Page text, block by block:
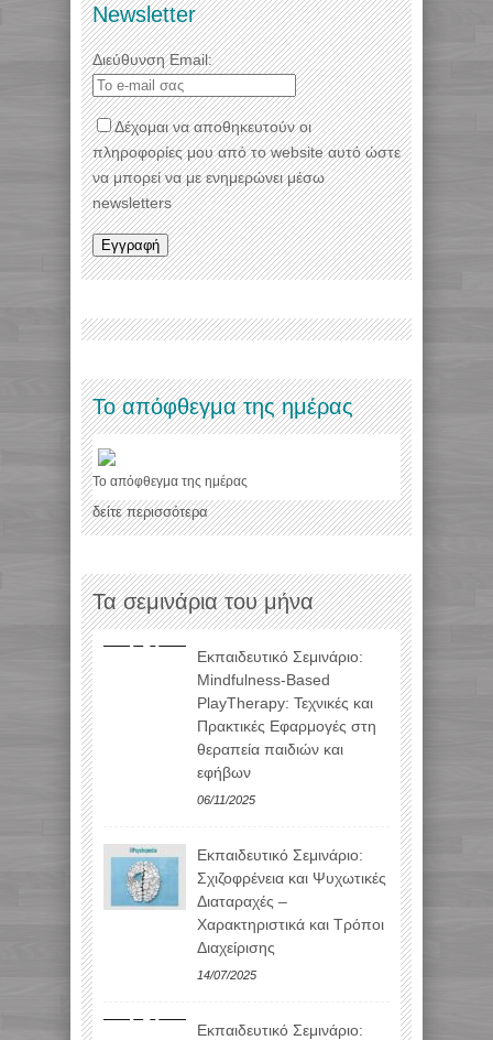
Newsletter
Διεύθυνση Email:
Δέχομαι να αποθηκευτούν οι
πληροφορίες μου από το website αυτό ώστε
να μπορεί να με ενημερώνει μέσω
newsletters
Το απόφθεγμα της ημέρας
Το απόφθεγμα της ημέρας
δείτε περισσότερα
Τα σεμινάρια του μήνα
Εκπαιδευτικό Σεμινάριο:
Mindfulness-Based
PlayTherapy: Τεχνικές και
Πρακτικές Εφαρμογές στη
θεραπεία παιδιών και
εφήβων
06/11/2025
Εκπαιδευτικό Σεμινάριο:
Σχιζοφρένεια και Ψυχωτικές
Διαταραχές –
Χαρακτηριστικά και Τρόποι
Διαχείρισης
14/07/2025
Εκπαιδευτικό Σεμινάριο: